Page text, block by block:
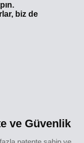
biz de
ve Güvenlik